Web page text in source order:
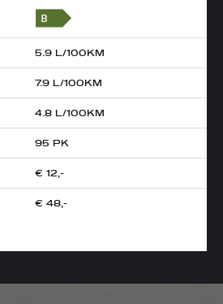
5.9 L/100KM
7.9 L/100KM
4.8 L/100KM
95 PK
€ 12,-
€ 48,-